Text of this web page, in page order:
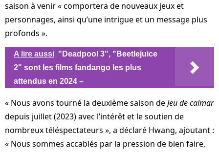
saison à venir « comportera de nouveaux jeux et
personnages, ainsi qu’une intrigue et un message plus
profonds ».
A lire aussi "Deadpool 3", "Beetlejuice
2" sont les films fandango les plus
attendus en 2024 –
« Nous avons tourné la deuxième saison deJeu de calmar
depuis juillet (2023) avec l’intérêt et le soutien de
nombreux téléspectateurs », a déclaré Hwang, ajoutant :
« Nous sommes accablés par la pression de bien faire,